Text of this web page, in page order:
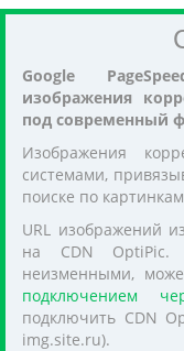
Google
изображения
под современный
Изображения
системами,
поиске по
URL изображений
на CDN OptiPic.
неизменными,
подключением
подключить CDN
img.site.ru).